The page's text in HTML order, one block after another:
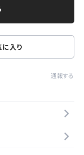
入り
通報する